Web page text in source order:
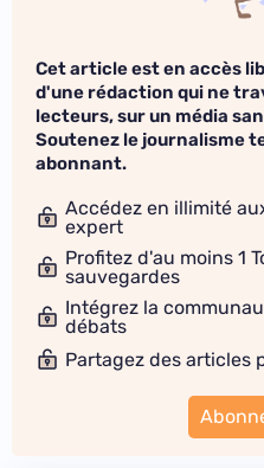
Cet article est en accès
d'une rédaction qui ne
lecteurs, sur un média
Soutenez le journalisme
abonnant.
Accédez en illimité
expert
Profitez d'au moins 1
sauvegardes
Intégrez la
débats
Partagez des articles